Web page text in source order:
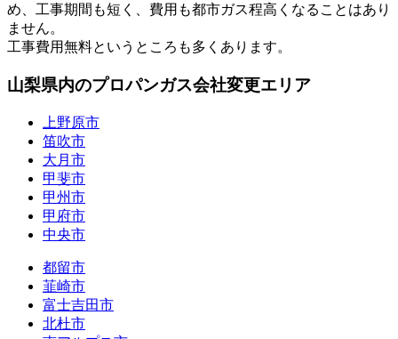
め、工事期間も短く、費用も都市ガス程高くなることはあり
ません。
工事費用無料というところも多くあります。
山梨県内のプロパンガス会社変更エリア
上野原市
笛吹市
大月市
甲斐市
甲州市
甲府市
中央市
都留市
韮崎市
富士吉田市
北杜市